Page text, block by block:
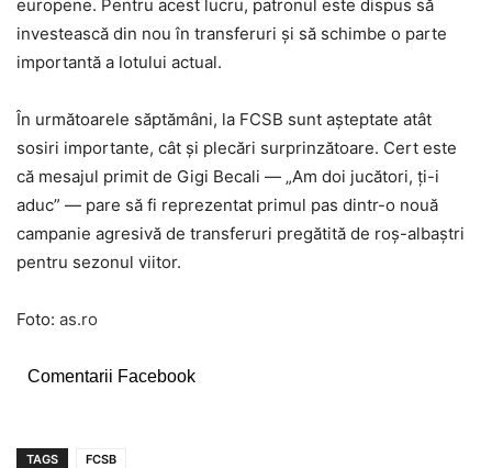
europene. Pentru acest lucru, patronul este dispus să
investească din nou în transferuri și să schimbe o parte
importantă a lotului actual.
În următoarele săptămâni, la FCSB sunt așteptate atât
sosiri importante, cât și plecări surprinzătoare. Cert este
că mesajul primit de Gigi Becali — „Am doi jucători, ți-i
aduc” — pare să fi reprezentat primul pas dintr-o nouă
campanie agresivă de transferuri pregătită de roș-albaștri
pentru sezonul viitor.
Foto: as.ro
Comentarii Facebook
TAGS FCSB